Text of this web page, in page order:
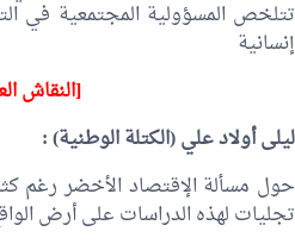
تتلخص المسؤولية المجتمعية في
إنسانية
[النقاش
ليلى أولاد علي(الكتلة الوطنية) :
حول مسألة الإقتصاد الأخضر رغم
تجليات لهذه الدراسات على أرض